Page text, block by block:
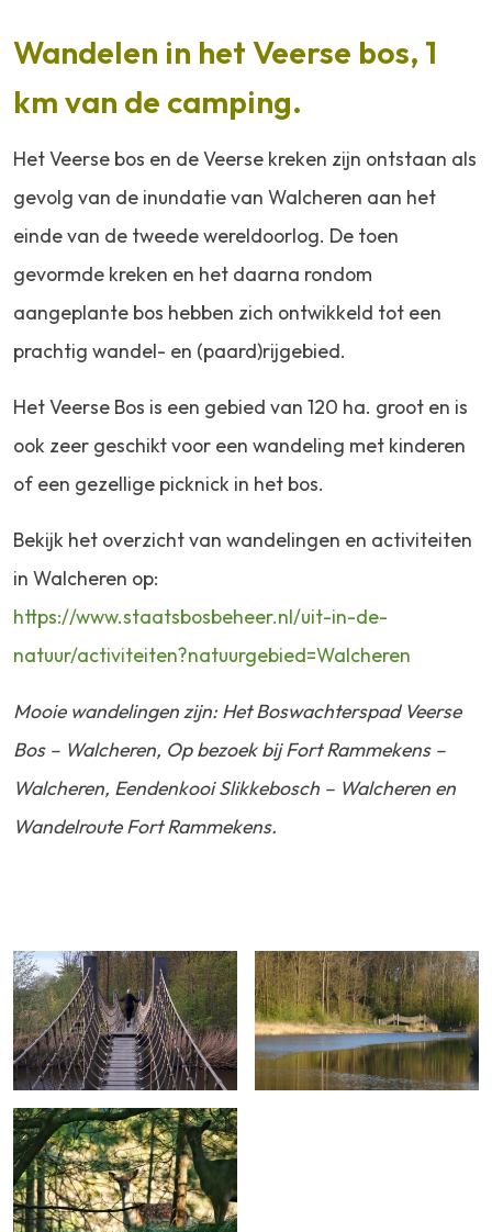
Wandelen in het Veerse bos, 1
km van de camping.
Het Veerse bos en de Veerse kreken zijn ontstaan als
gevolg van de inundatie van Walcheren aan het
einde van de tweede wereldoorlog. De toen
gevormde kreken en het daarna rondom
aangeplante bos hebben zich ontwikkeld tot een
prachtig wandel- en (paard)rijgebied.
Het Veerse Bos is een gebied van 120 ha. groot en is
ook zeer geschikt voor een wandeling met kinderen
of een gezellige picknick in het bos.
Bekijk het overzicht van wandelingen en activiteiten
in Walcheren op:
https://www.staatsbosbeheer.nl/uit-in-de-
natuur/activiteiten?natuurgebied=Walcheren
Mooie wandelingen zijn: Het Boswachterspad Veerse
Bos – Walcheren, Op bezoek bij Fort Rammekens –
Walcheren, Eendenkooi Slikkebosch – Walcheren en
Wandelroute Fort Rammekens.